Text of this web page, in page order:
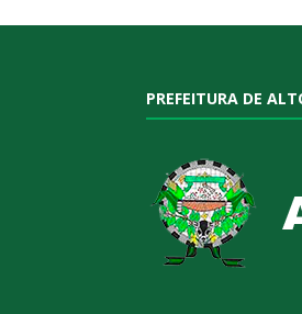
PREFEITURA DE